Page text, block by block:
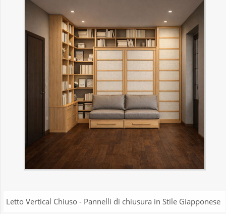
Letto Vertical Chiuso - Pannelli di chiusura in Stile Giapponese